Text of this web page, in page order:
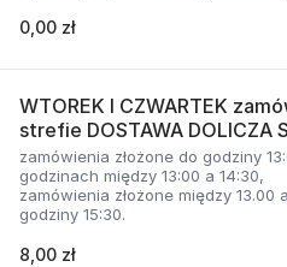
0,00 zł
WTOREK I CZWARTEK
strefie DOSTAWA DOLICZA
zamówienia złożone do godziny
godzinach między 13:00 a 14:30,
zamówienia złożone między 13.00
godziny 15:30.
8,00 zł